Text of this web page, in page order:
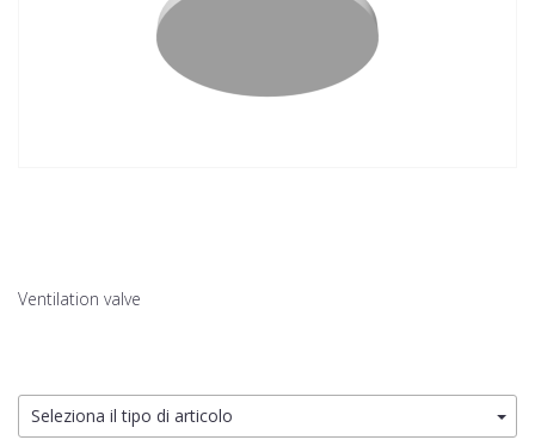
Ventilation valve
Seleziona il tipo di articolo